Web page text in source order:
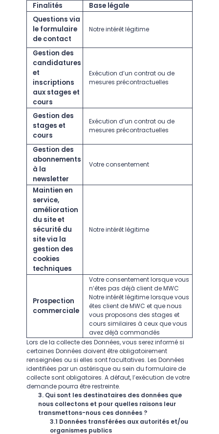
Finalités
Base légale
Questions via
le formulaire
de contact
Notre intérêt légitime
Gestion des
candidatures
et
inscriptions
aux stages et
cours
Exécution d’un contrat ou de
mesures précontractuelles
Gestion des
stages et
cours
Exécution d’un contrat ou de
mesures précontractuelles
Gestion des
abonnements
à la
newsletter
Votre consentement
Maintien en
service,
amélioration
du site et
sécurité du
site via la
gestion des
cookies
techniques
Notre intérêt légitime
Prospection
commerciale
Votre consentement lorsque vous
n’êtes pas déjà client de MWC
Notre intérêt légitime lorsque vous
êtes client de MWC et que nous
vous proposons des stages et
cours similaires à ceux que vous
avez déjà commandés
Lors de la collecte des Données, vous serez informé si
certaines Données doivent être obligatoirement
renseignées ou si elles sont facultatives. Les Données
identifiées par un astérisque au sein du formulaire de
collecte sont obligatoires. A défaut, l’exécution de votre
demande pourra être restreinte.
3. Qui sont les destinataires des données que
nous collectons et pour quelles raisons leur
transmettons-nous ces données ?
3.1 Données transférées aux autorités et/ou
organismes publics